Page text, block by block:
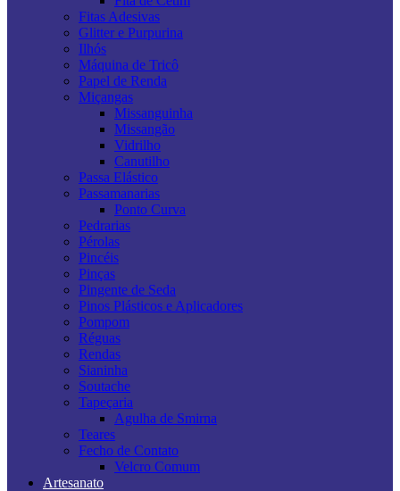
Fitas Adesivas
Glitter e Purpurina
Ilhós
Máquina de Tricô
Papel de Renda
Miçangas
Missanguinha
Missangão
Vidrilho
Canutilho
Passa Elástico
Passamanarias
Ponto Curva
Pedrarias
Pérolas
Pincéis
Pinças
Pingente de Seda
Pinos Plásticos e Aplicadores
Pompom
Réguas
Rendas
Sianinha
Soutache
Tapeçaria
Agulha de Smirna
Teares
Fecho de Contato
Velcro Comum
Artesanato